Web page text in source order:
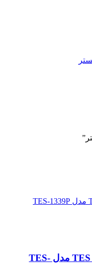
فتوسنتز متر،نورسنج دیتالاگر برند TES مدل TES-